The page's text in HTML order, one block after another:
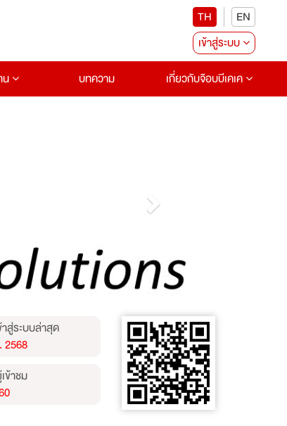
TH
EN
เข้าสู่ระบบ
น บทความ เกี่ยวกับจ๊อบบีเคเค
สู่ระบบล่าสุด
2568
ข้าชม